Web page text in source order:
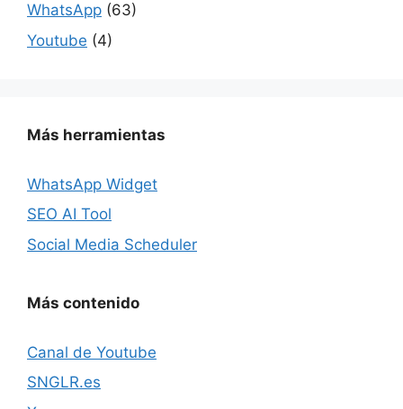
WhatsApp (63)
Youtube (4)
Más herramientas
WhatsApp Widget
SEO AI Tool
Social Media Scheduler
Más contenido
Canal de Youtube
SNGLR.es